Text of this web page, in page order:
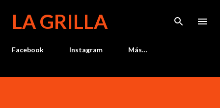
LA GRILLA
Facebook Instagram Más…